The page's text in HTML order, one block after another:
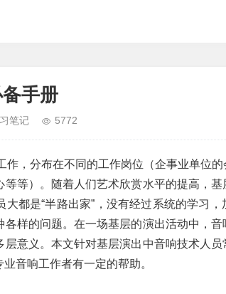
手册
笔记 5772
作，分布在不同的工作岗位（企事业单位
等）。随着人们艺术欣赏水平的提高，
都是“半路出家”，没有经过系统的学习
样的问题。在一场基层的演出活动中，
意义。本文针对基层演出中音响技术人
音响工作者有一定的帮助。